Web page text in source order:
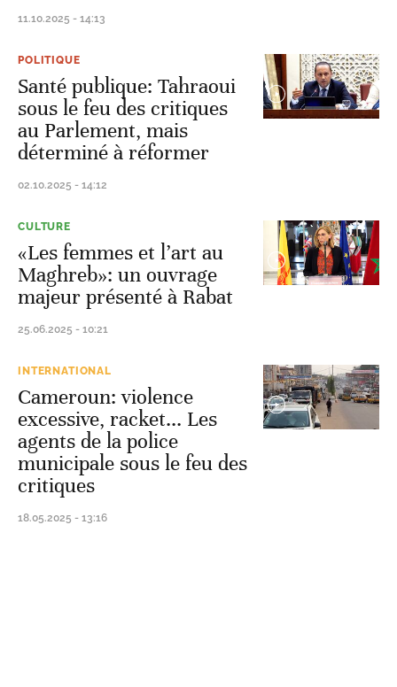
11.10.2025 - 14:13
POLITIQUE
Santé publique: Tahraoui
sous le feu des critiques
au Parlement, mais
déterminé à réformer
02.10.2025 - 14:12
CULTURE
«Les femmes et l’art au
Maghreb»: un ouvrage
majeur présenté à Rabat
25.06.2025 - 10:21
INTERNATIONAL
Cameroun: violence
excessive, racket... Les
agents de la police
municipale sous le feu des
critiques
18.05.2025 - 13:16